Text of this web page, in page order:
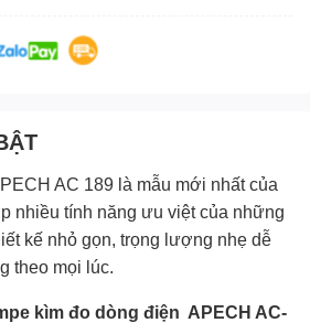
AC 189 là mẫu mới nhất của
nhiều tính năng ưu việt của những
kế nhỏ gọn, trọng lượng nhẹ dễ
theo mọi lúc.
kìm đo dòng điện APECH AC-